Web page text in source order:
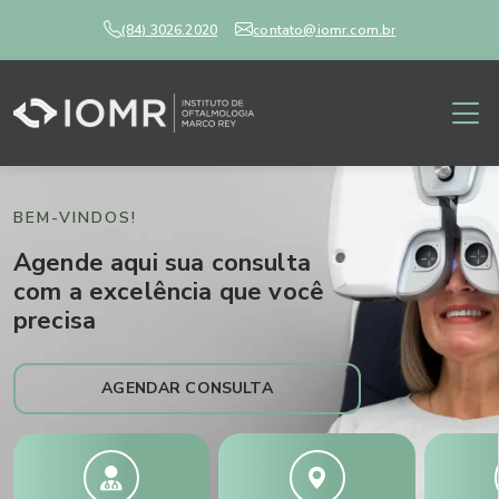
(84) 3026.2020 contato@iomr.com.br
BEM-VINDOS!
Agende aqui sua consulta
com a excelência que você
precisa
AGENDAR CONSULTA